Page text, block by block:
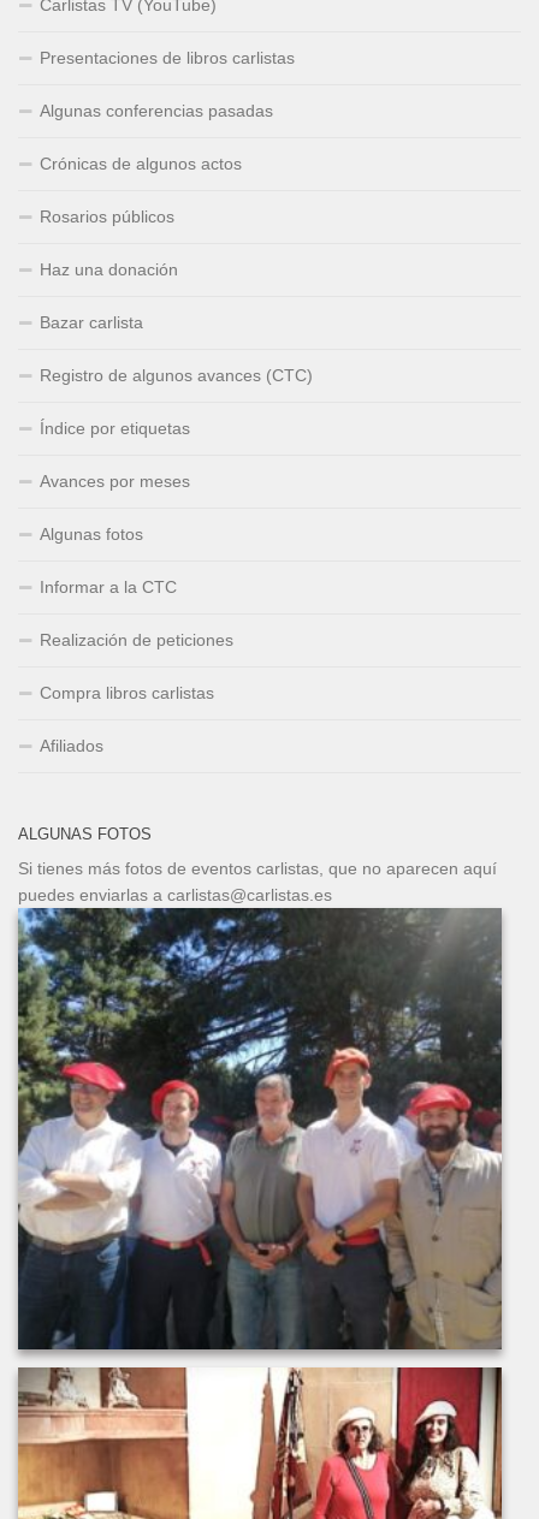
Carlistas TV (YouTube)
Presentaciones de libros carlistas
Algunas conferencias pasadas
Crónicas de algunos actos
Rosarios públicos
Haz una donación
Bazar carlista
Registro de algunos avances (CTC)
Índice por etiquetas
Avances por meses
Algunas fotos
Informar a la CTC
Realización de peticiones
Compra libros carlistas
Afiliados
ALGUNAS FOTOS
Si tienes más fotos de eventos carlistas, que no aparecen aquí
puedes enviarlas a carlistas@carlistas.es